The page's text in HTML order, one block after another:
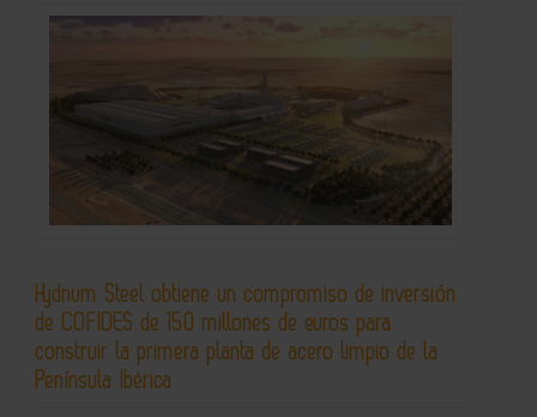
Hydnum Steel obtiene un compromiso de inversión
de COFIDES de 150 millones de euros para
construir la primera planta de acero limpio de la
Península Ibérica